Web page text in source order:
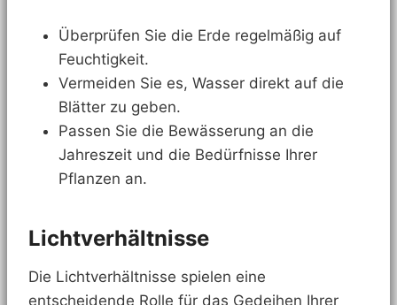
Überprüfen Sie die Erde regelmäßig auf
Feuchtigkeit.
Vermeiden Sie es, Wasser direkt auf die
Blätter zu geben.
Passen Sie die Bewässerung an die
Jahreszeit und die Bedürfnisse Ihrer
Pflanzen an.
Lichtverhältnisse
Die Lichtverhältnisse spielen eine
entscheidende Rolle für das Gedeihen Ihrer